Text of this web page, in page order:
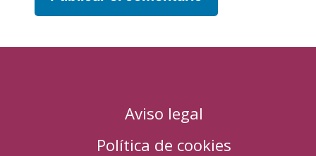
Aviso legal
Política de cookies